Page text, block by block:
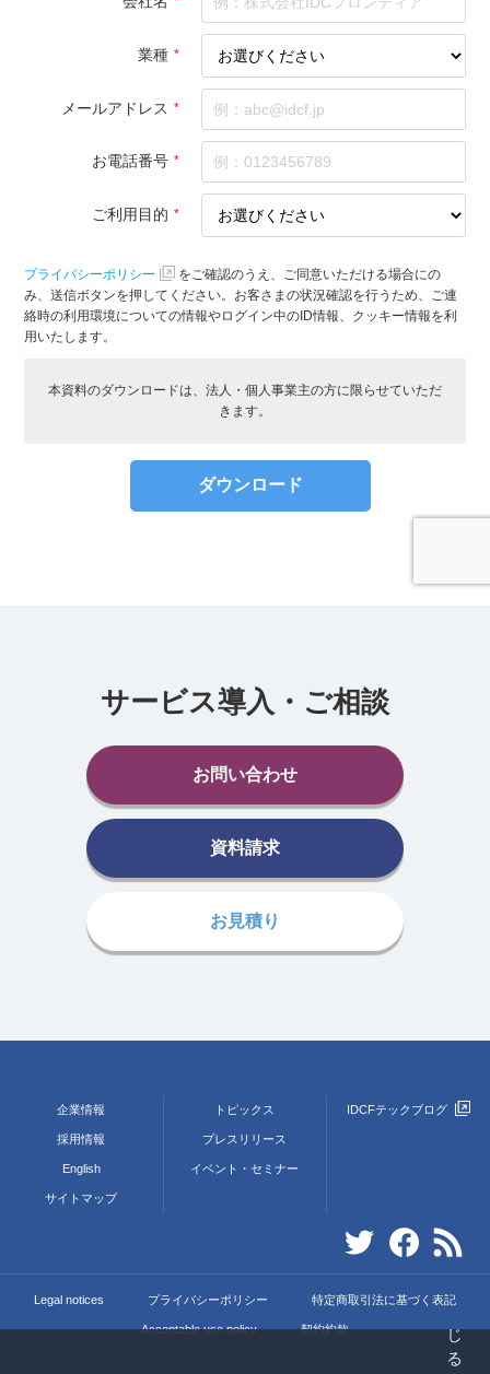
サービス導入・ご相談
お問い合わせ
資料請求
お見積り
企業情報
採用情報
English
サイトマップ
トピックス
プレスリリース
イベント・セミナー
IDCFテックブログ
Legal notices プライバシーポリシー 特定商取引法に基づく表記
Acceptable use policy 契約約款